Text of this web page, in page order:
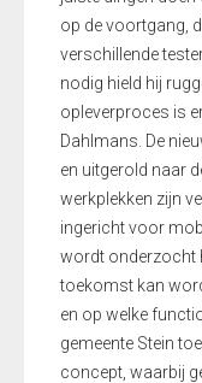
op de voortgang,
verschillende
nodig hield hij
opleverproces is
Dahlmans. De
en uitgerold naar
werkplekken zijn
ingericht voor
wordt onderzocht
toekomst kan
en op welke
gemeente Stein
concept, waarbij